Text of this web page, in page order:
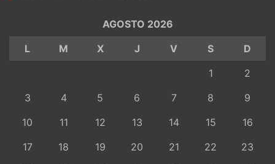
AGOSTO 2026
L
M X J V S
D
1
2
3
4 5 6 7 8
9
10
11 12 13 14 15
16
17
18 19 20 21 22
23